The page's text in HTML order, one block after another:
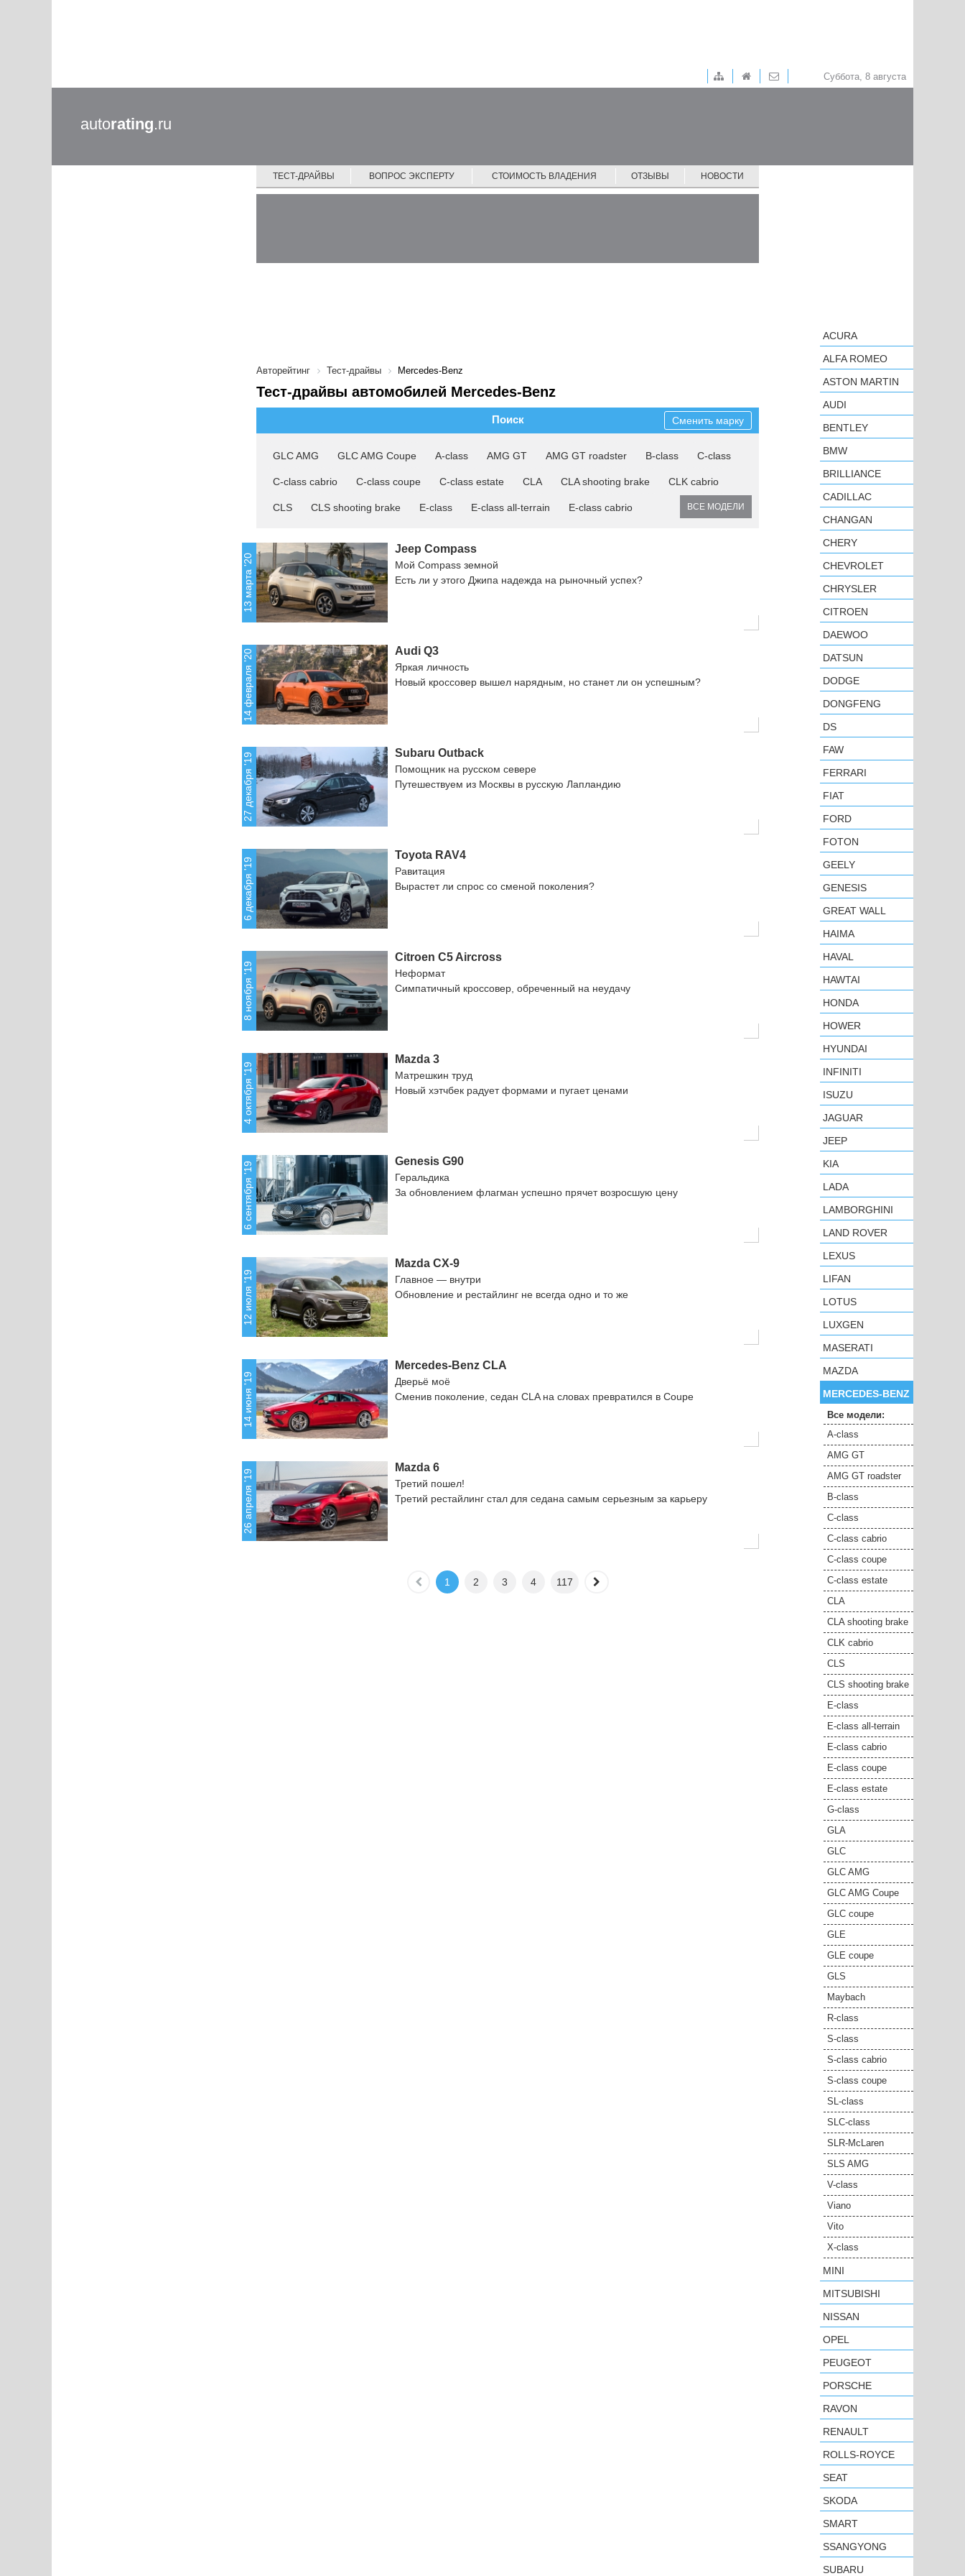
Суббота, 8 августа
autorating.ru
ТЕСТ-ДРАЙВЫ ВОПРОС ЭКСПЕРТУ СТОИМОСТЬ ВЛАДЕНИЯ ОТЗЫВЫ НОВОСТИ
Авторейтинг Тест-драйвы Mercedes-Benz
Тест-драйвы автомобилей Mercedes-Benz
Поиск Сменить марку
GLC AMG GLC AMG Coupe A-class AMG GT AMG GT roadster B-class C-class
C-class cabrio C-class coupe C-class estate CLA CLA shooting brake CLK cabrio
CLS CLS shooting brake E-class E-class all-terrain E-class cabrio ВСЕ МОДЕЛИ
13 марта '20
Jeep Compass
Мой Compass земной
Есть ли у этого Джипа надежда на рыночный успех?
14 февраля '20 Audi Q3
Яркая личность
Новый кроссовер вышел нарядным, но станет ли он успешным?
27 декабря '19 Subaru Outback
Помощник на русском севере
Путешествуем из Москвы в русскую Лапландию
6 декабря '19
Toyota RAV4
Равитация
Вырастет ли спрос со сменой поколения?
8 ноября '19
Citroen C5 Aircross
Неформат
Симпатичный кроссовер, обреченный на неудачу
4 октября '19
Mazda 3
Матрешкин труд
Новый хэтчбек радует формами и пугает ценами
6 сентября '19 Genesis G90
Геральдика
За обновлением флагман успешно прячет возросшую цену
12 июля '19
Mazda CX-9
Главное — внутри
Обновление и рестайлинг не всегда одно и то же
14 июня '19
Mercedes-Benz CLA
Дверьё моё
Сменив поколение, седан CLA на словах превратился в Coupe
26 апреля '19
Mazda 6
Третий пошел!
Третий рестайлинг стал для седана самым серьезным за карьеру
1 2 3 4 117
ACURA
ALFA ROMEO
ASTON MARTIN
AUDI
BENTLEY
BMW
BRILLIANCE
CADILLAC
CHANGAN
CHERY
CHEVROLET
CHRYSLER
CITROEN
DAEWOO
DATSUN
DODGE
DONGFENG
DS
FAW
FERRARI
FIAT
FORD
FOTON
GEELY
GENESIS
GREAT WALL
HAIMA
HAVAL
HAWTAI
HONDA
HOWER
HYUNDAI
INFINITI
ISUZU
JAGUAR
JEEP
KIA
LADA
LAMBORGHINI
LAND ROVER
LEXUS
LIFAN
LOTUS
LUXGEN
MASERATI
MAZDA
MERCEDES-BENZ
Все модели:
A-class
AMG GT
AMG GT roadster
B-class
C-class
C-class cabrio
C-class coupe
C-class estate
CLA
CLA shooting brake
CLK cabrio
CLS
CLS shooting brake
E-class
E-class all-terrain
E-class cabrio
E-class coupe
E-class estate
G-class
GLA
GLC
GLC AMG
GLC AMG Coupe
GLC coupe
GLE
GLE coupe
GLS
Maybach
R-class
S-class
S-class cabrio
S-class coupe
SL-class
SLC-class
SLR-McLaren
SLS AMG
V-class
Viano
Vito
X-class
MINI
MITSUBISHI
NISSAN
OPEL
PEUGEOT
PORSCHE
RAVON
RENAULT
ROLLS-ROYCE
SEAT
SKODA
SMART
SSANGYONG
SUBARU